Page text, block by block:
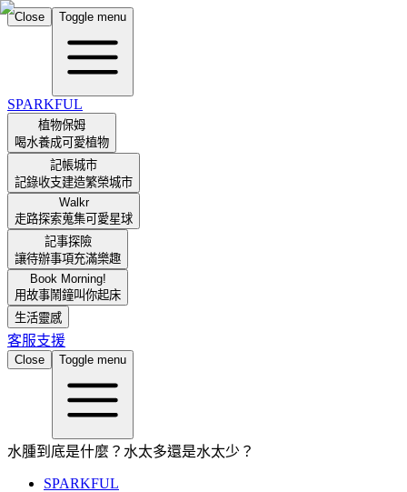
Close Toggle menu
SPARKFUL
植物保姆
喝水養成可愛植物
記帳城市
記錄收支建造繁榮城市
Walkr
走路探索蒐集可愛星球
記事探險
讓待辦事項充滿樂趣
Book Morning!
用故事鬧鐘叫你起床
生活靈感
客服支援
Close Toggle menu
水腫到底是什麼？水太多還是水太少？
SPARKFUL